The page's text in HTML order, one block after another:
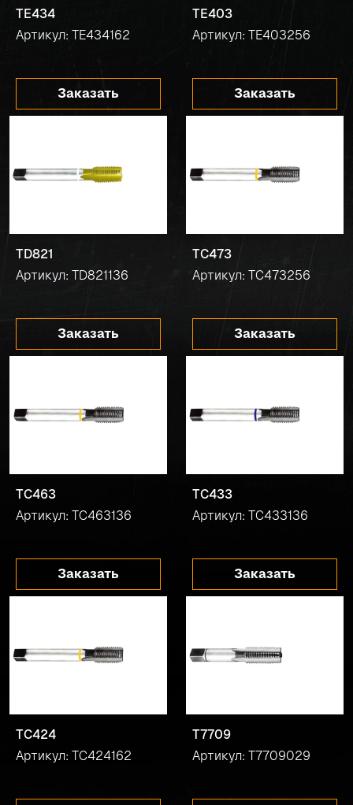
TE434
Артикул: TE434162
Заказать
TE403
Артикул: TE403256
Заказать
TD821
Артикул: TD821136
Заказать
TC473
Артикул: TC473256
Заказать
TC463
Артикул: TC463136
Заказать
TC433
Артикул: TC433136
Заказать
TC424
Артикул: TC424162
T7709
Артикул: T7709029